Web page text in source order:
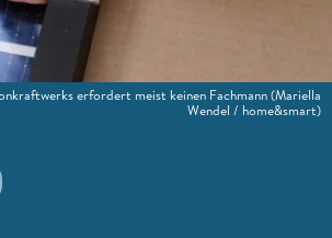
erfordert meist keinen Fachmann(Mariella
Wendel / home&smart)